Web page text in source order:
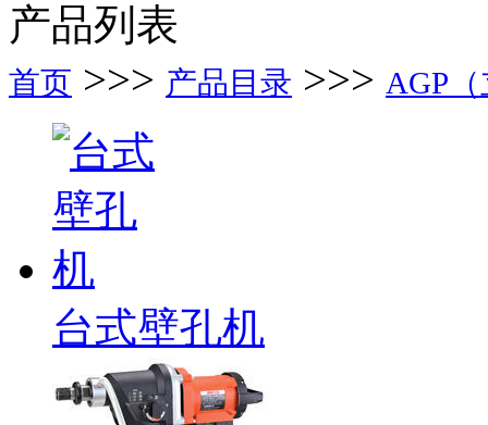
产品列表
首页 >>> 产品目录 >>> AGP
台式壁孔机